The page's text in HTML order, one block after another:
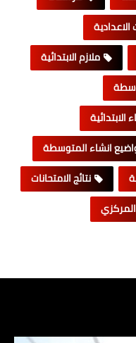
ملازم الابتدائية
انشاء المتوسطة
نتائج الامتحانات
المركزي